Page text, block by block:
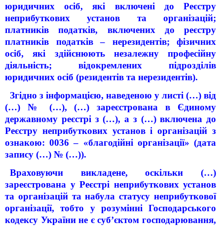
юридичних осіб, які включені до Реєстру
неприбуткових установ та організацій;
платників податків, включених до реєстру
платників податків – нерезидентів; фізичних
осіб, які здійснюють незалежну професійну
діяльність; відокремлених підрозділів
юридичних осіб (резидентів та нерезидентів).
Згідно з інформацією, наведеною у листі (…) від
(…) № (…), (…) зареєстрована в Єдиному
державному реєстрі з (…), а з (…) включена до
Реєстру неприбуткових установ і організацій з
ознакою: 0036 – «благодійні організації» (дата
запису (…) № (…)).
Враховуючи викладене, оскільки (…)
зареєстрована у Реєстрі неприбуткових установ
та організацій та набула статусу неприбуткової
організації, тобто у розумінні Господарського
кодексу України не є суб’єктом господарювання,